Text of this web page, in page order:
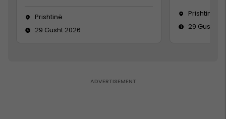
Prishtinë
29 Gusht 2026
Prishtinë
29 Gusht